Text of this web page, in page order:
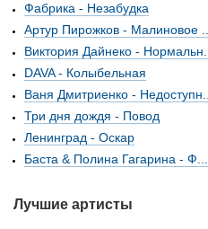
Фабрика - Незабудка
Артур Пирожков - Малиновое ...
Виктория Дайнеко - Нормальн...
DAVA - Колыбельная
Ваня Дмитриенко - Недоступн...
Три дня дождя - Повод
Ленинград - Оскар
Баста & Полина Гагарина - Ф...
Лучшие артисты